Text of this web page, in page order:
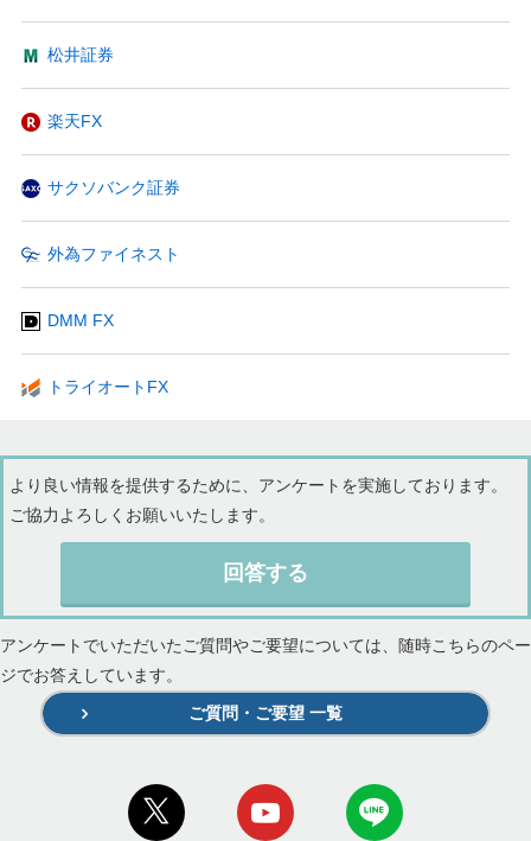
松井証券
楽天FX
サクソバンク証券
外為ファイネスト
DMM FX
トライオートFX
より良い情報を提供するために、アンケートを実施しております。
ご協力よろしくお願いいたします。
回答する
アンケートでいただいたご質問やご要望については、随時こちらのペー
ジでお答えしています。
ご質問・ご要望 一覧